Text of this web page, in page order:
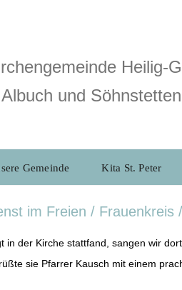
Heilig-
und Söhnstetten
Gemeinde Kita St. Peter
im Freien / Frauenkreis
in der Kirche stattfand, sangen wir
sie Pfarrer Kausch mit einem